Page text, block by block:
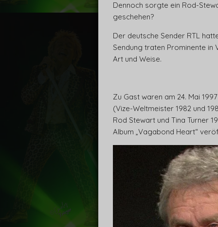
Dennoch sorgte ein Rod-
geschehen?
Der deutsche Sender RTL
Sendung traten Prominente
Art und Weise.
Zu Gast waren am 24. Mai
(Vize-Weltmeister 1982 und
Rod Stewart und Tina Turner
Album „Vagabond Heart“